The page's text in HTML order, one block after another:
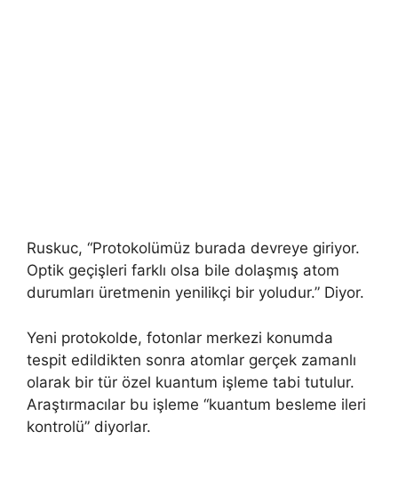
Ruskuc, “Protokolümüz burada devreye giriyor.
Optik geçişleri farklı olsa bile dolaşmış atom
durumları üretmenin yenilikçi bir yoludur.” Diyor.
Yeni protokolde, fotonlar merkezi konumda
tespit edildikten sonra atomlar gerçek zamanlı
olarak bir tür özel kuantum işleme tabi tutulur.
Araştırmacılar bu işleme “kuantum besleme ileri
kontrolü” diyorlar.